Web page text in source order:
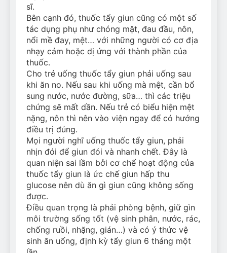
sĩ.
Bên cạnh đó, thuốc tẩy giun cũng có một số
tác dụng phụ như chóng mặt, đau đầu, nôn,
nổi mề đay, mệt… với những người có cơ địa
nhạy cảm hoặc dị ứng với thành phần của
thuốc.
Cho trẻ uống thuốc tẩy giun phải uống sau
khi ăn no. Nếu sau khi uống mà mệt, cần bổ
sung nước, nước đường, sữa… thì các triệu
chứng sẽ mất dần. Nếu trẻ có biểu hiện mệt
nặng, nôn thì nên vào viện ngay để có hướng
điều trị đúng.
Mọi người nghĩ uống thuốc tẩy giun, phải
nhịn đói để giun đói và nhanh chết. Đây là
quan niện sai lầm bởi cơ chế hoạt động của
thuốc tẩy giun là ức chế giun hấp thu
glucose nên dù ăn gì giun cũng không sống
được.
Điều quan trọng là phải phòng bệnh, giữ gìn
môi trường sống tốt (vệ sinh phân, nước, rác,
chống ruồi, nhặng, gián…) và có ý thức vệ
sinh ăn uống, định kỳ tẩy giun 6 tháng một